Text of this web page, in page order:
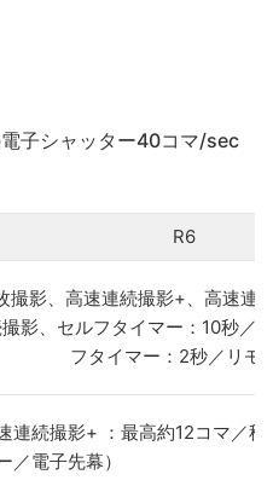
子シャッター40コマ/sec
R6
撮影、高速連続撮影+、高速連
影、セルフタイマー：10秒／
フタイマー：2秒／リモ
連続撮影+ ：最高約12コマ／秒
／電子先幕）